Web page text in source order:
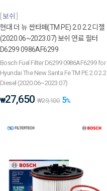
보쉬
현대 더 뉴 싼타페(TM PE) 2.0 2.2 디젤
(2020.06~2023.07) 보쉬 연료 필터
D6299 0986AF6299
Bosch Fuel Filter D6299 0986AF6299 for
Hyundai The New Santa Fe TM PE 2.0 2.2
Diesel (2020.06~2023.07)
₩27,650 ₩29,100 5%